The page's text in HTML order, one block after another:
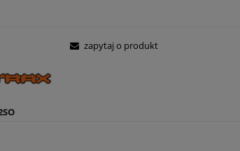
zapytaj o produkt